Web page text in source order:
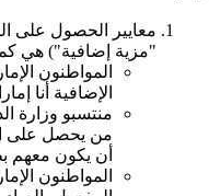
معايير الحصول على
"مزية إضافية") هي
المواطنون
الإضافية أنا
منتسبو وزارة
من يحصل على
أن يكون معهم
المواطنون